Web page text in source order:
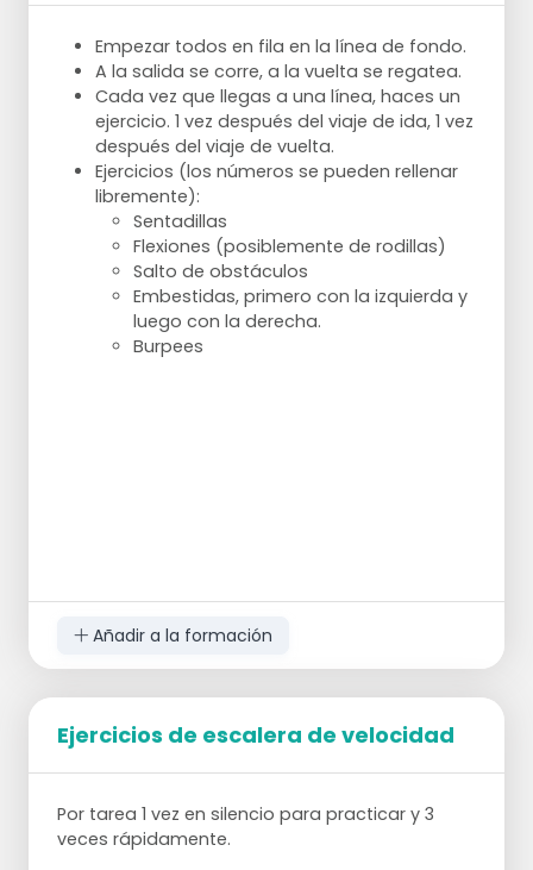
bola de los pies
Mantenga las rodillas extendidas y
levante los talones lo más alto posible
Intenta mantener el punto más alto
durante 3 segundos y luego baja
lentamente
10x
Deténgase en el punto más alto, aguante 2
Hazlo 10 veces con cada pierna.
Posición de presidente
Párate derecho
Brazos por encima de la cabeza, doblar las
rodillas y llevar el torso hacia delante en un
ángulo de 45 grados.
Mantenga los pies apoyados en el suelo y
presione los talones contra el suelo.
Mantenga durante 30 segundos.
los pies apoyados en el suelo.
Dobla la rodilla derecha hasta que la parte
superior del cuerpo esté paralela al suelo y
extendida.
Manteniendo los brazos hacia delante,
derecha contra el suelo para subir.
Haga esto 10 veces en cada lado.
Empezar todos en fila en la línea de fondo.
A la salida se corre, a la vuelta se regatea.
Cada vez que llegas a una línea, haces un
ejercicio. 1 vez después del viaje de ida, 1 vez
después del viaje de vuelta.
Ejercicios (los números se pueden rellenar
libremente):
Sentadillas
Flexiones (posiblemente de rodillas)
Salto de obstáculos
Embestidas, primero con la izquierda y
luego con la derecha.
Burpees
Añadir a la formación
Ejercicios de escalera de velocidad
Por tarea 1 vez en silencio para practicar y 3
veces rápidamente.